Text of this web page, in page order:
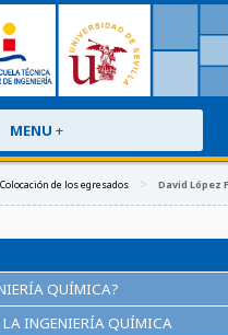
MENU +
Colocación de los egresados > David López
QUÍMICA?
LA INGENIERÍA QUÍMICA